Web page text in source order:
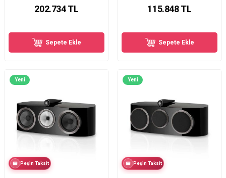
202.734TL
Sepete Ekle
115.848TL
Sepete Ekle
Yeni
Peşin Taksit
Yeni
Peşin Taksit